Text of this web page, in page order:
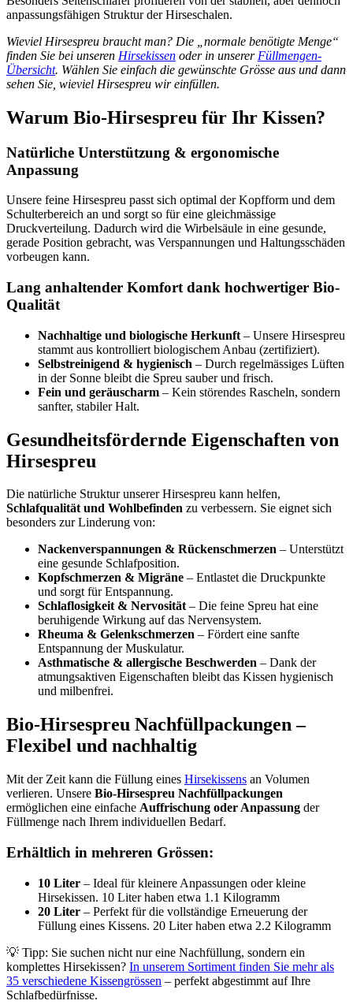
anpassungsfähigen Struktur der Hirseschalen.
Wieviel Hirsespreu braucht man? Die „normale benötigte Menge“
finden Sie bei unseren Hirsekissen oder in unserer Füllmengen-
Übersicht. Wählen Sie einfach die gewünschte Grösse aus und dann
sehen Sie, wieviel Hirsespreu wir einfüllen.
Warum Bio-Hirsespreu für Ihr Kissen?
Natürliche Unterstützung & ergonomische
Anpassung
Unsere feine Hirsespreu passt sich optimal der Kopfform und dem
Schulterbereich an und sorgt so für eine gleichmässige
Druckverteilung. Dadurch wird die Wirbelsäule in eine gesunde,
gerade Position gebracht, was Verspannungen und Haltungsschäden
vorbeugen kann.
Lang anhaltender Komfort dank hochwertiger Bio-
Qualität
Nachhaltige und biologische Herkunft – Unsere Hirsespreu
stammt aus kontrolliert biologischem Anbau (zertifiziert).
Selbstreinigend & hygienisch – Durch regelmässiges Lüften
in der Sonne bleibt die Spreu sauber und frisch.
Fein und geräuscharm – Kein störendes Rascheln, sondern
sanfter, stabiler Halt.
Gesundheitsfördernde Eigenschaften von
Hirsespreu
Die natürliche Struktur unserer Hirsespreu kann helfen,
Schlafqualität und Wohlbefinden zu verbessern. Sie eignet sich
besonders zur Linderung von:
Nackenverspannungen & Rückenschmerzen – Unterstützt
eine gesunde Schlafposition.
Kopfschmerzen & Migräne – Entlastet die Druckpunkte
und sorgt für Entspannung.
Schlaflosigkeit & Nervosität– Die feine Spreu hat eine
beruhigende Wirkung auf das Nervensystem.
Rheuma & Gelenkschmerzen – Fördert eine sanfte
Entspannung der Muskulatur.
Asthmatische & allergische Beschwerden – Dank der
atmungsaktiven Eigenschaften bleibt das Kissen hygienisch
und milbenfrei.
Bio-Hirsespreu Nachfüllpackungen –
Flexibel und nachhaltig
Mit der Zeit kann die Füllung eines Hirsekissens an Volumen
verlieren. Unsere Bio-Hirsespreu Nachfüllpackungen
ermöglichen eine einfache Auffrischung oder Anpassung der
Füllmenge nach Ihrem individuellen Bedarf.
Erhältlich in mehreren Grössen:
10 Liter – Ideal für kleinere Anpassungen oder kleine
Hirsekissen. 10 Liter haben etwa 1.1 Kilogramm
20 Liter – Perfekt für die vollständige Erneuerung der
Füllung eines Kissens. 20 Liter haben etwa 2.2 Kilogramm
💡 Tipp: Sie suchen nicht nur eine Nachfüllung, sondern ein
komplettes Hirsekissen? In unserem Sortiment finden Sie mehr als
35 verschiedene Kissengrössen – perfekt abgestimmt auf Ihre
Schlafbedürfnisse.